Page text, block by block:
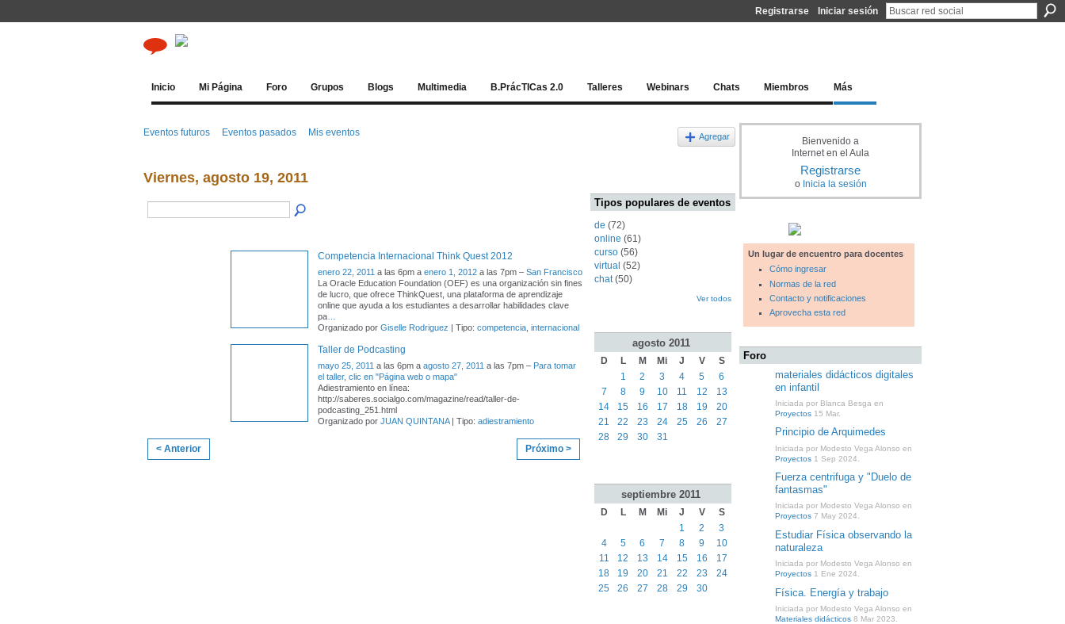
Registrarse Iniciar sesión
Inicio Mi Página Foro Grupos Blogs Multimedia B.PrácTICas 2.0 Talleres Webinars Chats Miembros Más
Eventos futuros Eventos pasados Mis eventos Agregar
Viernes, agosto 19, 2011
Competencia Internacional Think Quest 2012
enero 22, 2011 a las 6pm a enero 1, 2012 a las 7pm – San Francisco
La Oracle Education Foundation (OEF) es una organización sin fines
de lucro, que ofrece ThinkQuest, una plataforma de aprendizaje
online que ayuda a los estudiantes a desarrollar habilidades clave
pa
Organizado por Giselle Rodriguez | Tipo: competencia internacional
Taller de Podcasting
mayo 25, 2011 a las 6pm a agosto 27, 2011 a las 7pm – Para tomar
el taller, clic en "Página web o mapa"
Adiestramiento en línea:
http://saberes.socialgo.com/magazine/read/taller-de-
podcasting_251.html
Organizado por JUAN QUINTANA| Tipo: adiestramiento
< Anterior Próximo >
Tipos populares de eventos
de (72)
online (61)
curso (56)
virtual (52)
chat(50)
Ver todos
agosto 2011
D L M Mi J V
S
1
2 3 4 5
6
7
8 9 10 11 12
13
14
15 16 17 18 19
20
21
22 23 24 25 26
27
28
29 30 31
septiembre 2011
D L M Mi J V
S
1
2
3
4
5 6 7 8 9
10
11
12 13 14 15 16
17
18
19 20 21 22 23
24
25
26 27 28 29 30
Bienvenido a
Internet en el Aula
Registrarse
o Inicia la sesión
Un lugar de encuentro para docentes
Cómo ingresar
Normas de la red
Contacto y notificaciones
Aprovecha esta red
Foro
materiales didácticos digitales
en infantil
Iniciada por Blanca Besga en
Proyectos 15 Mar.
Principio de Arquimedes
Iniciada por Modesto Vega Alonso en
Proyectos 1 Sep 2024.
Fuerza centrifuga y "Duelo de
fantasmas"
Iniciada por Modesto Vega Alonso en
Proyectos 7 May 2024.
Estudiar Física observando la
naturaleza
Iniciada por Modesto Vega Alonso en
Proyectos 1 Ene 2024.
Física. Energía y trabajo
Iniciada por Modesto Vega Alonso en
Materiales didácticos 8 Mar 2023.